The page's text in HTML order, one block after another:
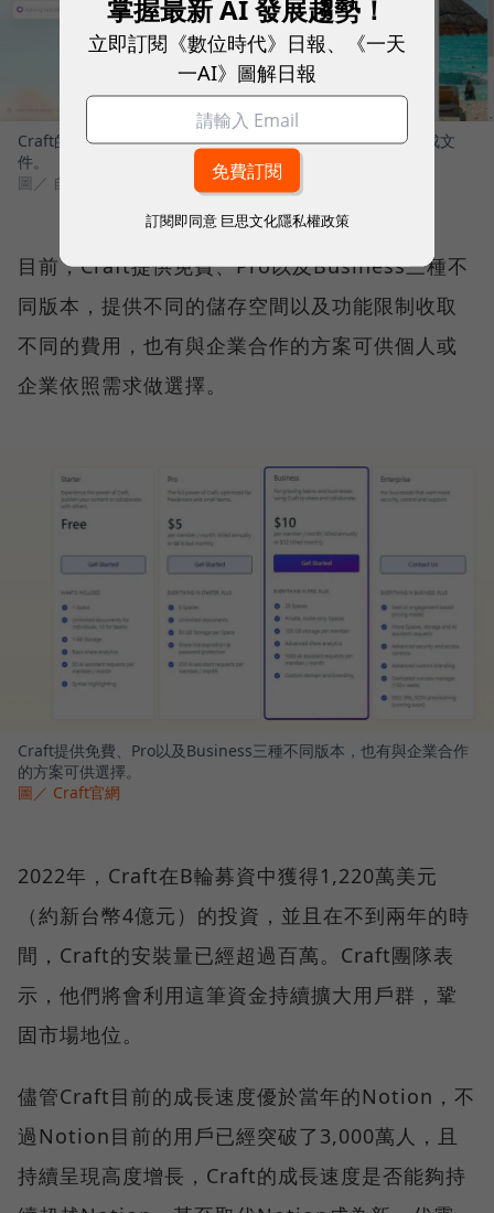
Craft的AI文件自動生成工具，只要輸入關鍵字，就能一鍵生成文
件。
圖／ 自製
目前，Craft提供免費、Pro以及Business三種不
同版本，提供不同的儲存空間以及功能限制收取
不同的費用，也有與企業合作的方案可供個人或
企業依照需求做選擇。
Craft提供免費、Pro以及Business三種不同版本，也有與企業合作
的方案可供選擇。
圖／ Craft官網
2022年，Craft在B輪募資中獲得1,220萬美元
（約新台幣4億元）的投資，並且在不到兩年的時
間，Craft的安裝量已經超過百萬。Craft團隊表
示，他們將會利用這筆資金持續擴大用戶群，鞏
固市場地位。
儘管Craft目前的成長速度優於當年的Notion，不
過Notion目前的用戶已經突破了3,000萬人，且
持續呈現高度增長，Craft的成長速度是否能夠持
掌握最新 AI 發展趨勢！
立即訂閱《數位時代》日報、《一天
一AI》圖解日報
訂閱即同意 巨思文化隱私權政策